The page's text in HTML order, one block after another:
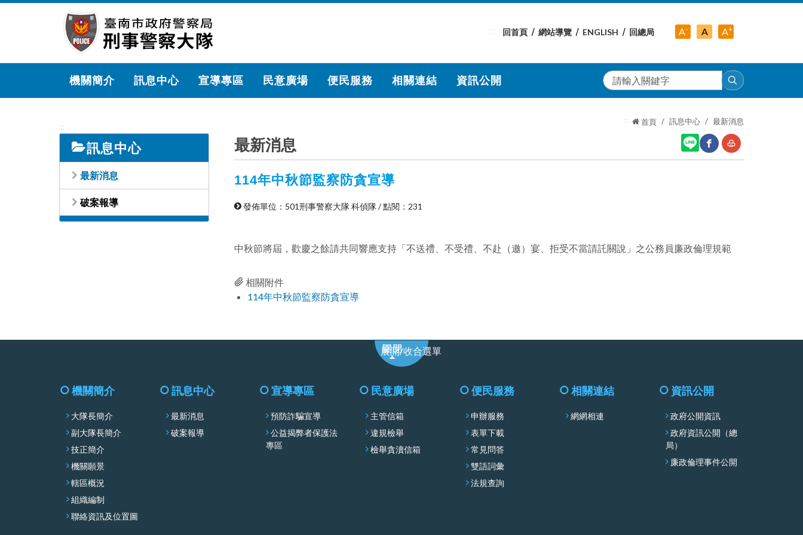
跳
內
::: 回首頁 網站導覽 ENGLISH 回總局 A-
級
A中
A+
級
機關簡介 訊息中心 宣導專區 民意廣場 便民服務 相關連結 資訊公開
搜
尋
:::
訊息中心
最新消息
破案報導
::: 首頁 訊息中心 最新消息
最新消息
至
114年中秋節監察防貪宣導
發佈單位：501刑事警察大隊 科偵隊/點閱：231
中秋節將屆，歡慶之餘請共同響應支持「不送禮、不受禮、不赴（邀）宴、拒受不當請託關說」之公務員廉政倫理規範
相關附件
114年中秋節監察防貪宣導
展開/收合選單
機關簡介
大隊長簡介
副大隊長簡介
技正簡介
機關願景
轄區概況
組織編制
聯絡資訊及位置圖
訊息中心
最新消息
破案報導
宣導專區
預防詐騙宣導
公益揭弊者保護法
專區
民意廣場
主管信箱
違規檢舉
檢舉貪瀆信箱
便民服務
申辦服務
表單下載
常見問答
雙語詞彙
法規查詢
相關連結
網網相連
資訊公開
政府公開資訊
政府資訊公開（總
局）
廉政倫理事件公開